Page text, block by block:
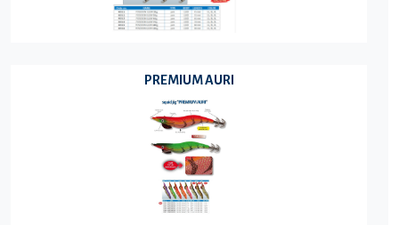
PREMIUM AURI